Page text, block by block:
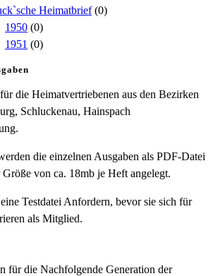
Heimatbrief (0)
1950 (0)
1951 (0)
die Heimatvertriebenen aus den Bezirken
Schluckenau, Hainspach
die einzelnen Ausgaben als PDF-Datei
von ca. 18mb je Heft angelegt.
Testdatei Anfordern, bevor sie sich für
als Mitglied.
für die Nachfolgende Generation der